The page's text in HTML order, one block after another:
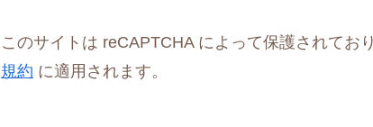
このサイトは reCAPTCHA によって保護されてお
規約 に適用されます。